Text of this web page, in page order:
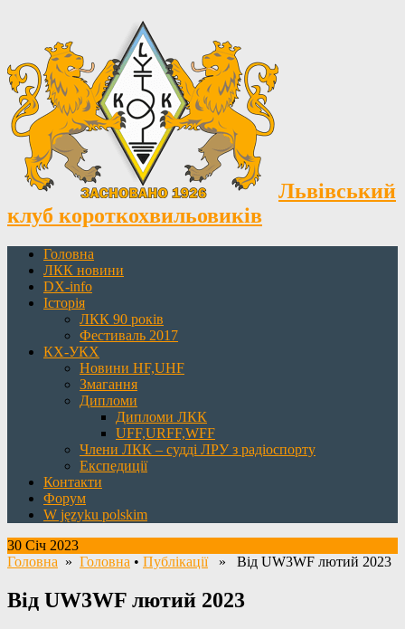
Львівський
клуб короткохвильовиків
Головна
ЛКК новини
DX-info
Історія
ЛКК 90 років
Фестиваль 2017
КХ-УКХ
Новини HF,UHF
Змагання
Дипломи
Дипломи ЛКК
UFF,URFF,WFF
Члени ЛКК – судді ЛРУ з радіоспорту
Експедиції
Контакти
Форум
W języku polskim
30 Січ 2023
Головна » Головна • Публікації» Від UW3WF лютий 2023
Від UW3WF лютий 2023